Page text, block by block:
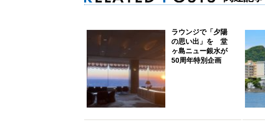
ラウンジで「夕陽
の思い出」を 堂
ヶ島ニュー銀水が
50周年特別企画